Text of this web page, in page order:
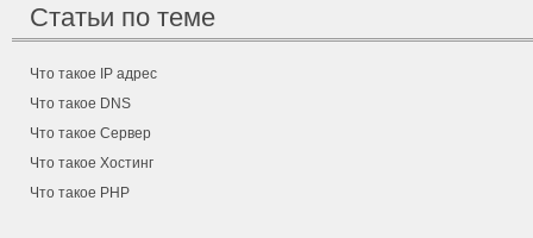
Статьи по теме
Что такое IP адрес
Что такое DNS
Что такое Сервер
Что такое Хостинг
Что такое PHP